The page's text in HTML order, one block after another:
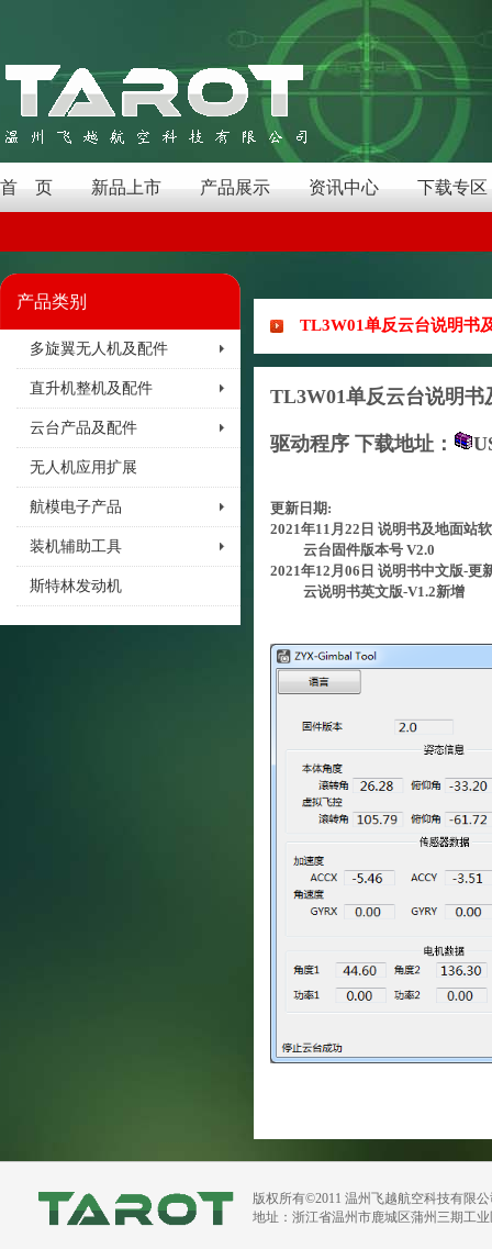
首 页 新品上市 产品展示 资讯中心 下载专区
产品类别
多旋翼无人机及配件
直升机整机及配件
云台产品及配件
无人机应用扩展
航模电子产品
装机辅助工具
斯特林发动机
TL3W01单反云台说明书
TL3W01单反云台说明书
驱动程序 下载地址：
更新日期:
2021年11月22日 说明书及地面站
云台固件版本号 V2.0
2021年12月06日 说明书中文版-更
云说明书英文版-V1.2新增
版权所有©2011 温州飞越航空科技有限
地址：浙江省温州市鹿城区蒲州三期工业